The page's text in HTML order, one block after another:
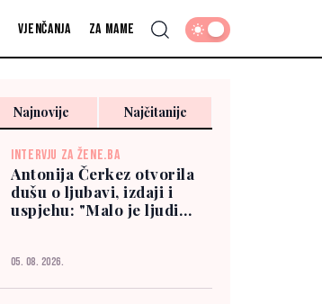
Vjenčanja Za mame
Najnovije Najčitanije
INTERVJU ZA ŽENE.BA
Antonija Čerkez otvorila
dušu o ljubavi, izdaji i
uspjehu: "Malo je ljudi
05. 08. 2026.